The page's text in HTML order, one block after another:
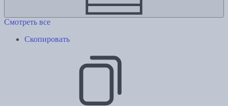
Смотреть все
Скопировать